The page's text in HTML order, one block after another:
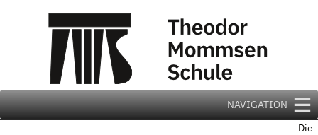
NAVIGATION
Die